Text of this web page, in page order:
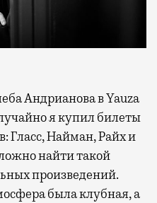
я купил билеты
Гласс, Найман, Райх и
найти такой
произведений.
была клубная, а